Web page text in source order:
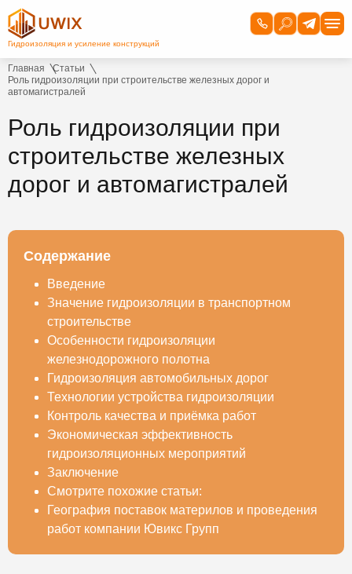
Главная
Статьи
Роль гидроизоляции при строительстве железных дорог и
автомагистралей
Роль гидроизоляции при
строительстве железных
дорог и автомагистралей
Содержание
Введение
Значение гидроизоляции в транспортном
строительстве
Особенности гидроизоляции
железнодорожного полотна
Гидроизоляция автомобильных дорог
Технологии устройства гидроизоляции
Контроль качества и приёмка работ
Экономическая эффективность
гидроизоляционных мероприятий
Заключение
Смотрите похожие статьи:
География поставок материлов и проведения
работ компании Ювикс Групп